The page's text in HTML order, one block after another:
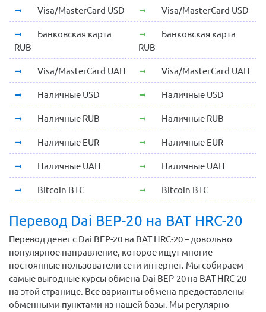
Visa/MasterCard USD Visa/MasterCard USD
Банковская карта
RUB
Банковская карта
RUB
Visa/MasterCard UAH Visa/MasterCard UAH
Наличные USD Наличные USD
Наличные RUB Наличные RUB
Наличные EUR Наличные EUR
Наличные UAH Наличные UAH
Bitcoin BTC Bitcoin BTC
Перевод Dai BEP-20 на BAT HRC-20
Перевод денег с Dai BEP-20 на BAT HRC-20 – довольно
популярное направление, которое ищут многие
постоянные пользователи сети интернет. Мы собираем
самые выгодные курсы обмена Dai BEP-20 на BAT HRC-20
на этой странице. Все варианты обмена предоставлены
обменными пунктами из нашей базы. Мы регулярно